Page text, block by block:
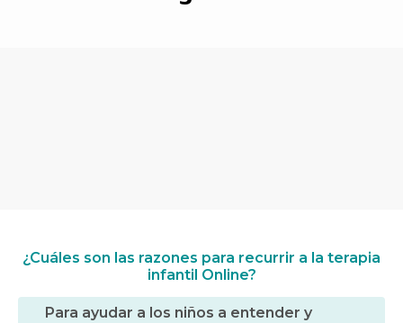
¿Cuáles son las razones para recurrir a la terapia
infantil Online?
Para ayudar a los niños a entender y